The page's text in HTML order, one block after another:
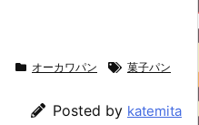
オーカワパン 菓子パン
Posted by katemita